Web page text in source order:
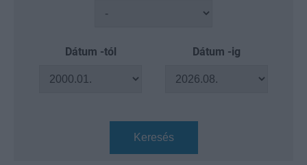
Dátum -tól Dátum -ig
Keresés